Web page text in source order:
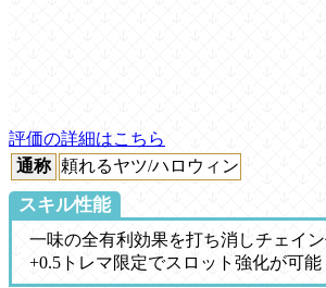
評価の詳細はこちら
通称 頼れるヤツ/ハロウィン
スキル性能
一味の全有利効果を打ち消しチェイ
+0.5トレマ限定でスロット強化が可能